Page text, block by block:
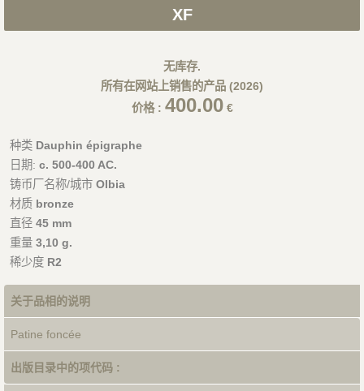
XF
无库存.
所有在网站上销售的产品 (2026)
价格 : 400.00€
种类 Dauphin épigraphe
日期: c. 500-400 AC.
铸币厂名称/城市 Olbia
材质 bronze
直径 45 mm
重量 3,10 g.
稀少度 R2
关于品相的说明
Patine foncée
出版目录中的项代码 :